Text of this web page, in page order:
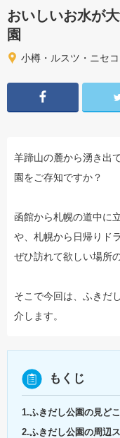
おいしいお水が
園
小樽・ルスツ・ニセコ
羊蹄山の麓から湧き出
園をご存知ですか？
函館から札幌の道中に
や、札幌から日帰りド
ぜひ訪れて欲しい場所
そこで今回は、ふきだ
介します。
もくじ
1.ふきだし公園の見ど
2.ふきだし公園の周辺